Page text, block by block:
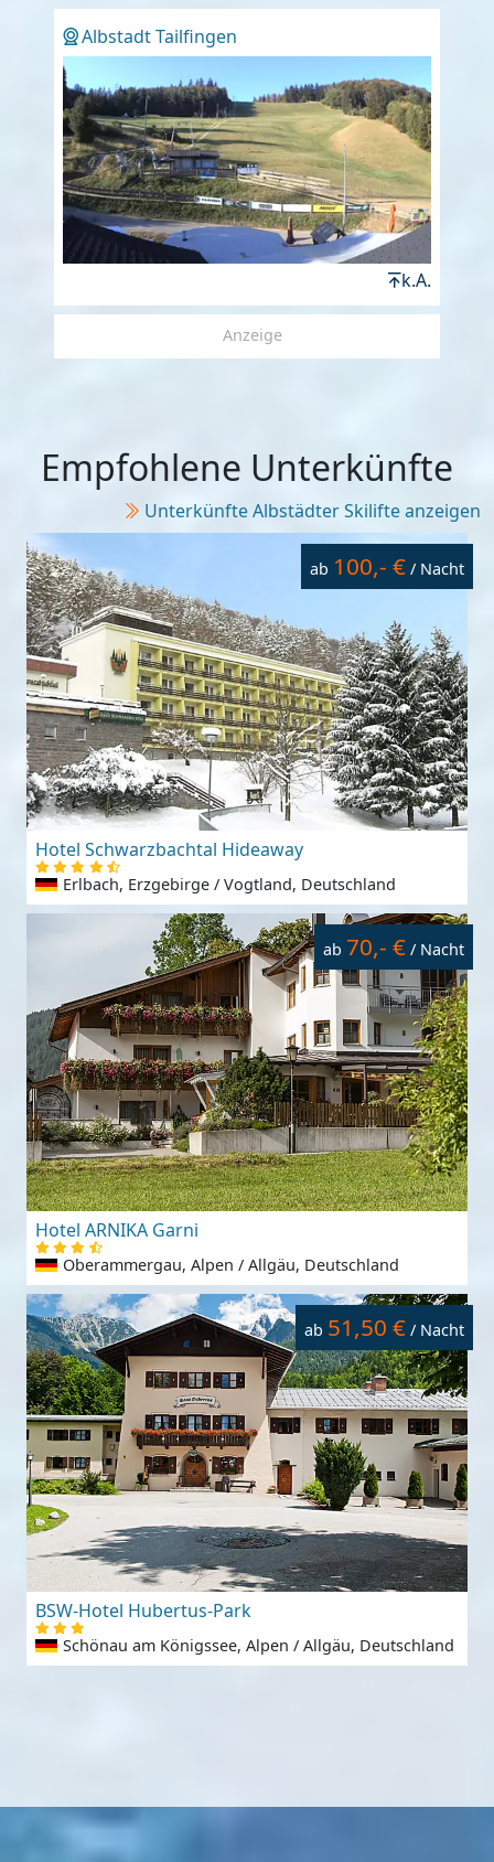
Albstadt Tailfingen
k.A.
Anzeige
Empfohlene Unterkünfte
Unterkünfte Albstädter Skilifte anzeigen
ab 100,- € / Nacht
Hotel Schwarzbachtal Hideaway
Erlbach, Erzgebirge / Vogtland, Deutschland
ab 70,- € / Nacht
Hotel ARNIKA Garni
Oberammergau, Alpen / Allgäu, Deutschland
ab 51,50 € / Nacht
BSW-Hotel Hubertus-Park
Schönau am Königssee, Alpen / Allgäu, Deutschland